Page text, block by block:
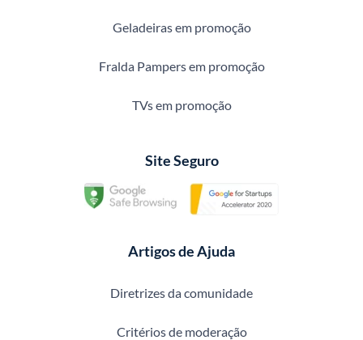
Geladeiras em promoção
Fralda Pampers em promoção
TVs em promoção
Site Seguro
Artigos de Ajuda
Diretrizes da comunidade
Critérios de moderação